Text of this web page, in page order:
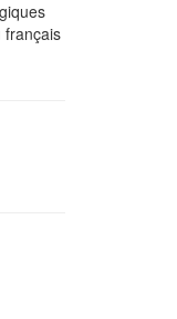
français